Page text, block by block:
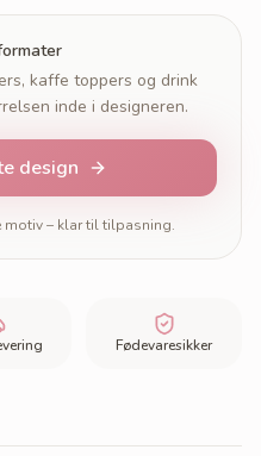
kaffe toppers og drink
inde i designeren.
design
motiv – klar til tilpasning.
Fødevaresikker